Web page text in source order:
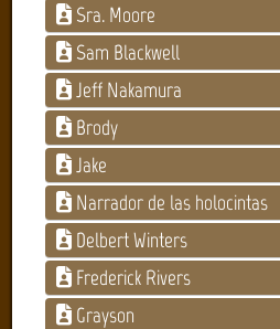
Sra. Moore
Sam Blackwell
Jeff Nakamura
Brody
Jake
Narrador de las holocintas
Delbert Winters
Frederick Rivers
Grayson